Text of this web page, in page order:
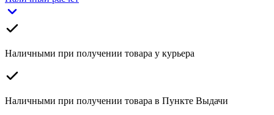
Наличными при получении товара у курьера
Наличными при получении товара в Пункте Выдачи